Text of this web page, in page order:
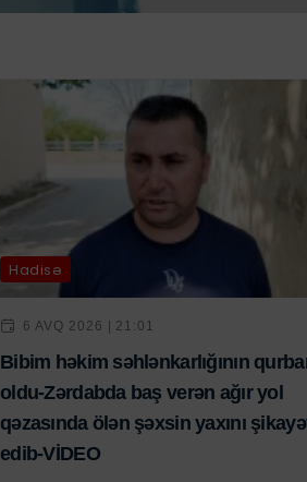
Hadisə
6 AVQ 2026 | 21:01
Bibim həkim səhlənkarlığının
oldu-Zərdabda baş verən ağır yol
qəzasında ölən şəxsin yaxını
edib-VİDEO